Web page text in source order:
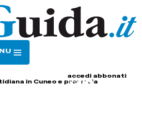
accedi abbonati
in Cuneo e provincia